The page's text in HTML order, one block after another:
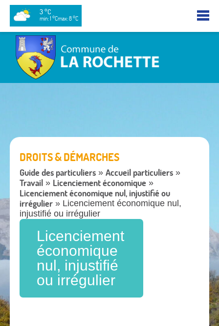
3 °C
min: 1 °Cmax: 8 °C
DROITS & DÉMARCHES
Guide des particuliers » Accueil particuliers »
Travail » Licenciement économique »
Licenciement économique nul, injustifié ou
irrégulier » Licenciement économique nul,
injustifié ou irrégulier
Licenciement
économique
nul, injustifié
ou irrégulier